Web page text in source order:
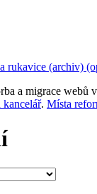
rukavice (archiv)
a migrace webů
kancelář. Místa